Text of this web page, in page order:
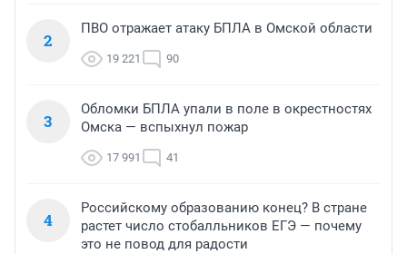
2
ПВО отражает атаку БПЛА в Омской области
19 221 90
3
Обломки БПЛА упали в поле в окрестностях
Омска — вспыхнул пожар
17 991 41
4
Российскому образованию конец? В стране
растет число стобалльников ЕГЭ — почему
это не повод для радости